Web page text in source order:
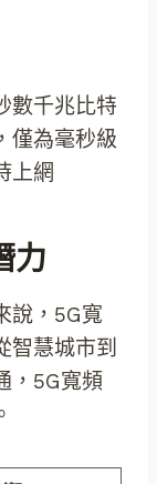
數千兆比特
僅為毫秒級
上網
力
說，5G寬
智慧城市到
，5G寬頻